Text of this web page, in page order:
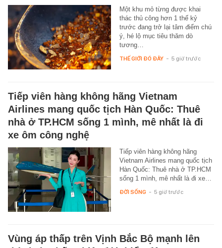
Một khu mỏ từng được khai
thác thủ công hơn 1 thế kỷ
trước đang trở lại tâm điểm chú
ý, hé lộ mục tiêu thăm dò
tương…
THẾ GIỚI ĐÓ ĐÂY - 5 giờ trước
Tiếp viên hàng không hãng Vietnam
Airlines mang quốc tịch Hàn Quốc: Thuê
nhà ở TP.HCM sống 1 mình, mê nhất là đi
xe ôm công nghệ
Tiếp viên hàng không hãng
Vietnam Airlines mang quốc tịch
Hàn Quốc: Thuê nhà ở TP.HCM
sống 1 mình, mê nhất là đi xe…
ĐỜI SỐNG - 5 giờ trước
Vùng áp thấp trên Vịnh Bắc Bộ mạnh lên